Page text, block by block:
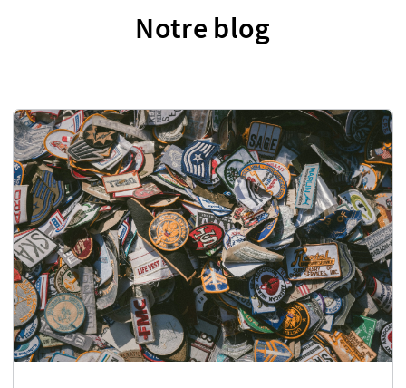
Notre blog